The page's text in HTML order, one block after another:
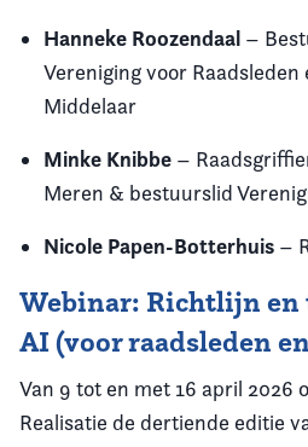
Hanneke Roozendaal –
Vereniging voor
Middelaar
Minke Knibbe –
Meren & bestuurslid
Nicole Papen-Botterhuis –
Webinar: Richtlijn en
AI (voor raadsleden
Van 9 tot en met 16 april 2026
Realisatie de dertiende editie